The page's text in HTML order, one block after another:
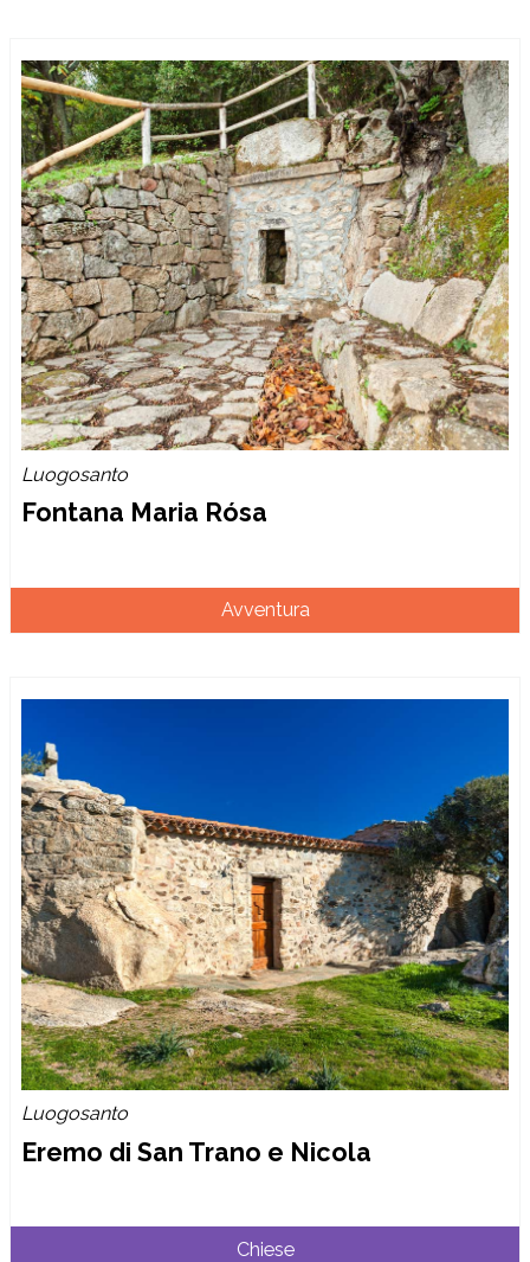
Luogosanto
Fontana Maria Rósa
Avventura
Luogosanto
Eremo di San Trano e Nicola
Chiese